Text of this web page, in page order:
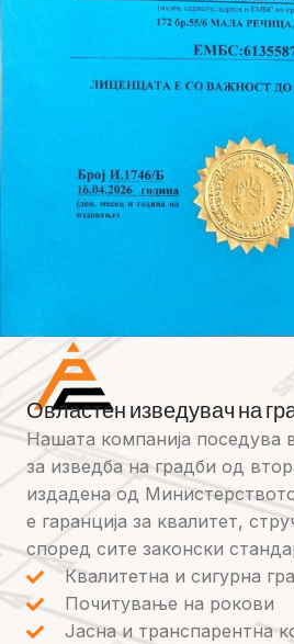
Овластен изведувач на
Нашата компанија поседува
за изведба на градби од
издадена од
е гаранција за квалитет,
според сите законски
Квалитетна и сигурна
Почитување на рокови
Јасна и транспарентна